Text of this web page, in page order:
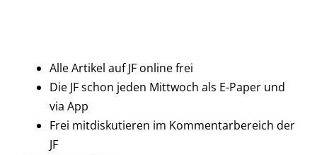
Alle Artikel auf JF online frei
Die JF schon jeden Mittwoch als E-Paper und
via App
Frei mitdiskutieren im Kommentarbereich der
JF